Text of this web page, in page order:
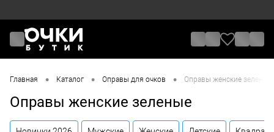
Главная • Каталог • Оправы для очков • Оправы женские зеленые
Оправы женские зеленые